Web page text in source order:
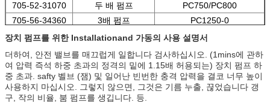
705-52-31070
두 배 펌프
PC750/PC800
705-56-34360
3배 펌프
PC1250-0
705-51-31060
두 배 펌프 PC1800-C
장치 펌프를 위한 Installationand 가동의 사용 설명서
더하여, 안전 밸브를 매끄럽게 일합니다 검사하십시오. (1mins에 관하
여 압력 즉석 하중 초과의 정격의 밑에 1.15배 허용되는) 장치 펌프 하
중 초과. safty 벨브 (잼) 및 일어난 빈번한 충격 압력을 결코 너무 높이
사용하지 마십시오. 그렇지 않으면, 그것은 기름 누출, 끊었습니다 갱
구, 작의 비율, 붐 펌프를 생깁니다. 등.